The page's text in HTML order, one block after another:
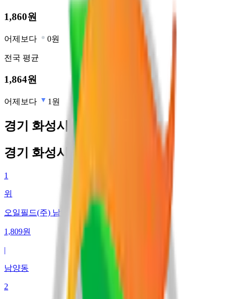
1,860원
어제보다 0원
전국 평균
1,864원
어제보다 1원
경기 화성시 최저가 주유소
경기 화성시 최저가 주유소
1
위
오일필드(주) 남양지점
1,809원
|
남양동
2